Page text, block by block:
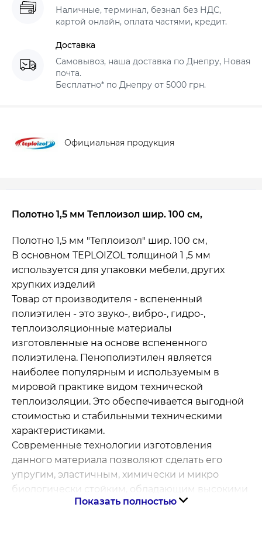
Наличные, терминал, безнал без НДС,
картой онлайн, оплата частями, кредит.
Доставка
Самовывоз, наша доставка по Днепру, Новая
почта.
Бесплатно* по Днепру от 5000 грн.
Официальная продукция
Полотно 1,5 мм Теплоизол шир. 100 см,
Полотно 1,5 мм "Теплоизол" шир. 100 см,
В основном TEPLOIZOL толщиной 1 ,5 мм
используется для упаковки мебели, других
хрупких изделий
Товар от производителя - вспененный
полиэтилен - это звуко-, вибро-, гидро-,
теплоизоляционные материалы
изготовленные на основе вспененного
полиэтилена. Пенополиэтилен является
наиболее популярным и используемым в
мировой практике видом технической
теплоизоляции. Это обеспечивается выгодной
стоимостью и стабильными техническими
характеристиками.
Современные технологии изготовления
данного материала позволяют сделать его
упругим, эластичным, химически и микро
биологически стойким, обладающим высокими
амортизирующими свойствами, устойчивым к
Показать полностью